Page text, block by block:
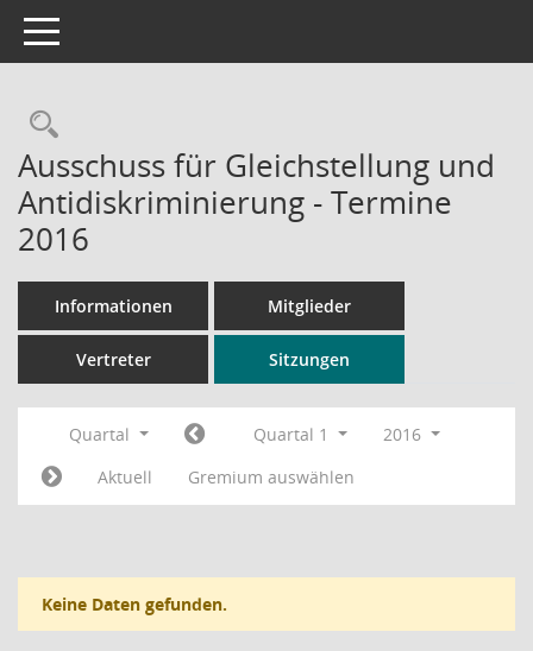
Toggle navigation
Rechercheauswahl
Ausschuss für Gleichstellung und
Antidiskriminierung - Termine
2016
Informationen Mitglieder
Vertreter Sitzungen
Quartal Quartal 1
2016
Aktuell
Gremium auswählen
Keine Daten gefunden.